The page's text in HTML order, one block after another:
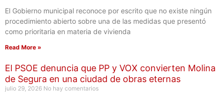
El Gobierno municipal reconoce por escrito que no existe ningún
procedimiento abierto sobre una de las medidas que presentó
como prioritaria en materia de vivienda
Read More »
El PSOE denuncia que PP y VOX convierten Molina
de Segura en una ciudad de obras eternas
julio 29, 2026 No hay comentarios